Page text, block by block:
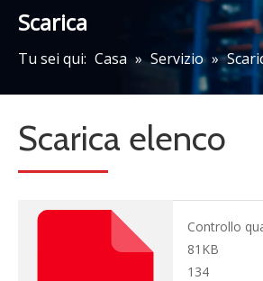
Scarica
Tu sei qui: Casa » Servizio »
Scarica elenco
Controllo
81KB
134